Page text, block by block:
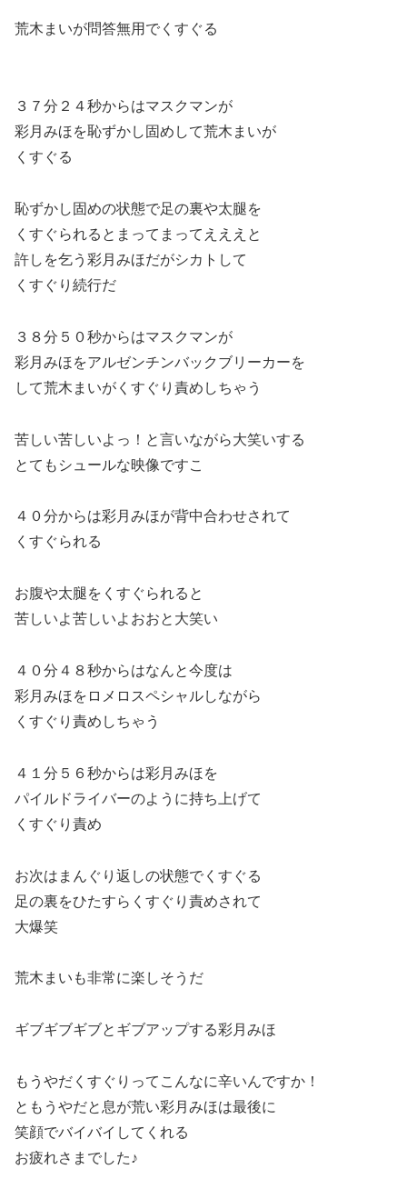
荒木まいが問答無用でくすぐる
３７分２４秒からはマスクマンが
彩月みほを恥ずかし固めして荒木まいが
くすぐる
恥ずかし固めの状態で足の裏や太腿を
くすぐられるとまってまってえええと
許しを乞う彩月みほだがシカトして
くすぐり続行だ
３８分５０秒からはマスクマンが
彩月みほをアルゼンチンバックブリーカーを
して荒木まいがくすぐり責めしちゃう
苦しい苦しいよっ！と言いながら大笑いする
とてもシュールな映像ですこ
４０分からは彩月みほが背中合わせされて
くすぐられる
お腹や太腿をくすぐられると
苦しいよ苦しいよおおと大笑い
４０分４８秒からはなんと今度は
彩月みほをロメロスペシャルしながら
くすぐり責めしちゃう
４１分５６秒からは彩月みほを
パイルドライバーのように持ち上げて
くすぐり責め
お次はまんぐり返しの状態でくすぐる
足の裏をひたすらくすぐり責めされて
大爆笑
荒木まいも非常に楽しそうだ
ギブギブギブとギブアップする彩月みほ
もうやだくすぐりってこんなに辛いんですか！
ともうやだと息が荒い彩月みほは最後に
笑顔でバイバイしてくれる
お疲れさまでした♪